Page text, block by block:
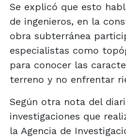
Se explicó que esto
de ingenieros, en la
obra subterránea
especialistas como
para conocer las
terreno y no enfrentar
Según otra nota del
investigaciones que
la Agencia de